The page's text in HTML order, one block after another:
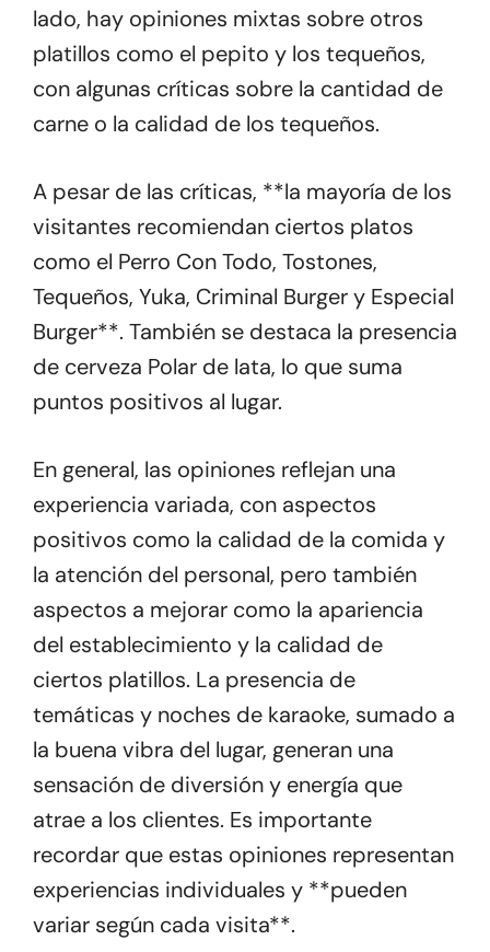
lado, hay opiniones mixtas sobre otros
platillos como el pepito y los tequeños,
con algunas críticas sobre la cantidad de
carne o la calidad de los tequeños.
A pesar de las críticas, **la mayoría de los
visitantes recomiendan ciertos platos
como el Perro Con Todo, Tostones,
Tequeños, Yuka, Criminal Burger y Especial
Burger**. También se destaca la presencia
de cerveza Polar de lata, lo que suma
puntos positivos al lugar.
En general, las opiniones reflejan una
experiencia variada, con aspectos
positivos como la calidad de la comida y
la atención del personal, pero también
aspectos a mejorar como la apariencia
del establecimiento y la calidad de
ciertos platillos. La presencia de
temáticas y noches de karaoke, sumado a
la buena vibra del lugar, generan una
sensación de diversión y energía que
atrae a los clientes. Es importante
recordar que estas opiniones representan
experiencias individuales y **pueden
variar según cada visita**.